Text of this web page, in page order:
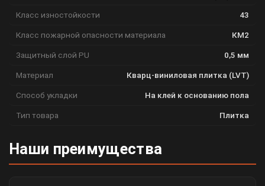
Класс изностойкости 43
Класс пожарной опасности материала КМ2
Защитный слой PU 0,5 мм
Материал Кварц-виниловая плитка (LVT)
Способ укладки На клей к основанию пола
Тип товара Плитка
Наши преимущества